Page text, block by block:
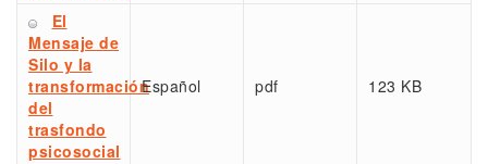
El
Mensaje de
Silo y la
transformación
del
trasfondo
psicosocial
Español pdf 123 KB